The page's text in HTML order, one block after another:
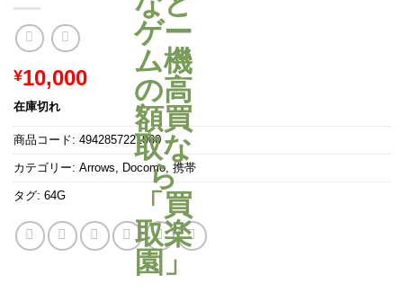
¥10,000
在庫切れ
商品コード: 4942857221060
カテゴリー: Arrows Docomo 携帯
タグ: 64G